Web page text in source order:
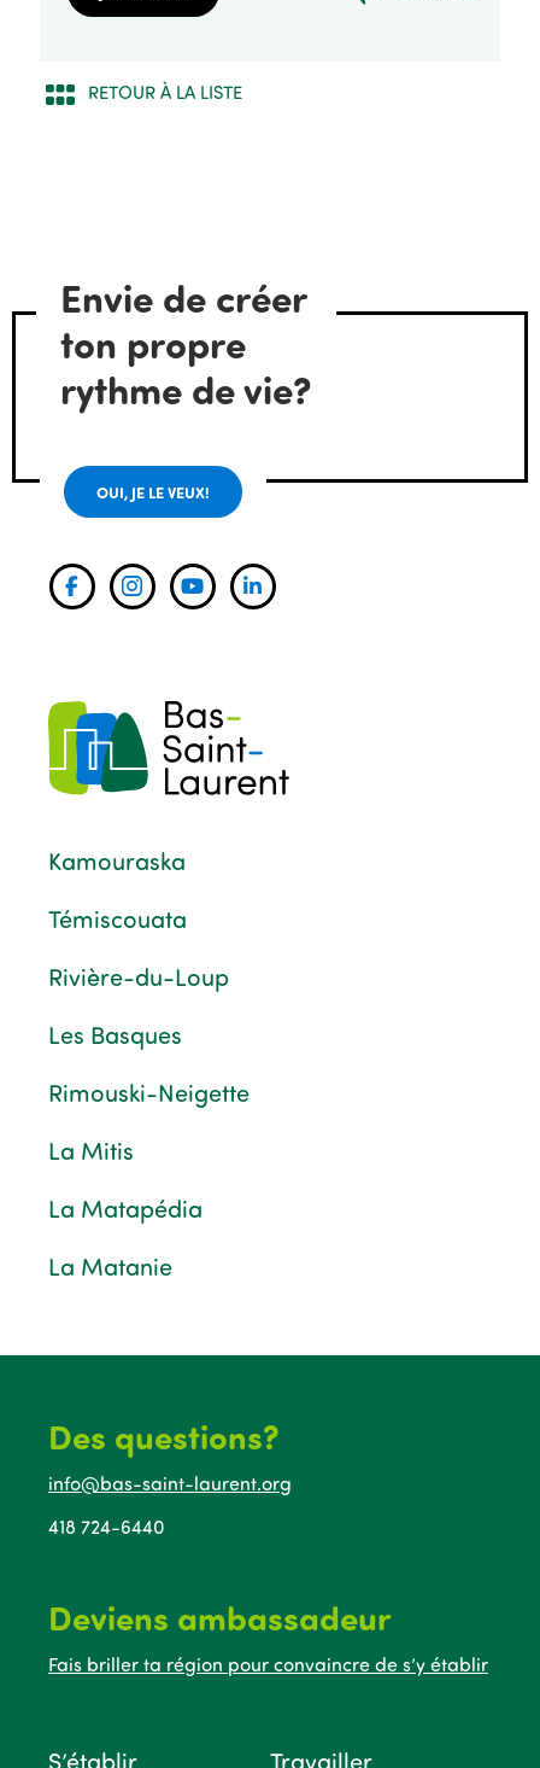
RETOUR À LA LISTE
Envie de créer
ton propre
rythme de vie?
OUI, JE LE VEUX!
Kamouraska
Témiscouata
Rivière-du-Loup
Les Basques
Rimouski-Neigette
La Mitis
La Matapédia
La Matanie
Des questions?
info@bas-saint-laurent.org
418 724-6440
Deviens ambassadeur
Fais briller ta région pour convaincre de s’y établir
S’établir Travailler